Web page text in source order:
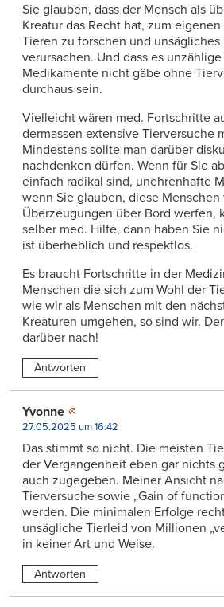
Sie glauben, dass der Mensch als
Kreatur das Recht hat, zum
Tieren zu forschen und unsägliches
verursachen. Und dass es
Medikamente nicht gäbe ohne
durchaus sein.
Vielleicht wären med. Fortschritte
dermassen extensive Tierversuche
Mindestens sollte man darüber
nachdenken dürfen. Wenn für Sie
einfach radikal sind, unehrenhafte
wenn Sie glauben, diese
Überzeugungen über Bord werfen,
selber med. Hilfe, dann haben Sie
ist überheblich und respektlos.
Es braucht Fortschritte in der
Menschen die sich zum Wohl der
wie wir als Menschen mit den
Kreaturen umgehen, so sind wir.
darüber nach!
Antworten
Yvonne
27.05.2025 um 16:42
Das stimmt so nicht. Die meisten
der Vergangenheit eben gar nichts
auch zugegeben. Meiner Ansicht
Tierversuche sowie „Gain of
werden. Die minimalen Erfolge
unsägliche Tierleid von Millionen
in keiner Art und Weise.
Antworten